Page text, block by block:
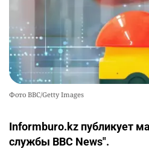
Фото BBC/Getty Images
Informburo.kz публикует
службы BBC News".